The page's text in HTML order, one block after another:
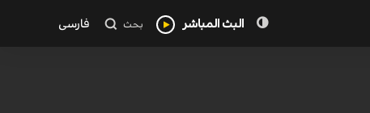
البث المباشر بحث فارسی